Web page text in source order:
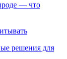
— что
решения для